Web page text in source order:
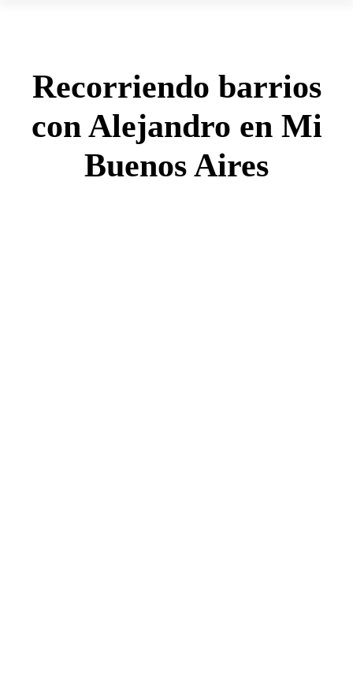
Recorriendo barrios
con Alejandro en Mi
Buenos Aires